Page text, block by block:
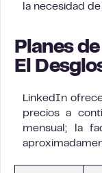
la necesidad
Planes
El
LinkedIn
precios a
mensual; la